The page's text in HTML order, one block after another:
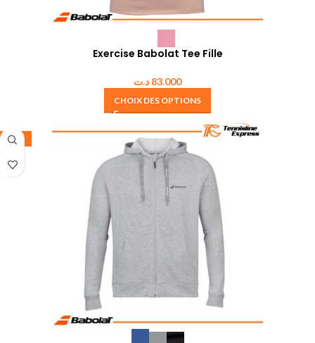
Exercise Babolat Tee Fille
83.000 د.ت
CHOIX DES OPTIONS
-30%